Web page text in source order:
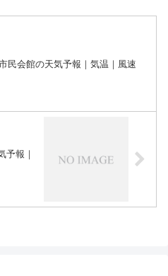
民会館の天気予報｜気温｜風速
予報｜